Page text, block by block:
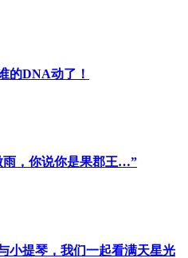
的DNA动了！
雨，你说你是果郡王…”
小提琴，我们一起看满天星光